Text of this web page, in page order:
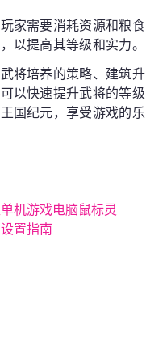
家需要消耗资源和粮食
以提高其等级和实力。
将培养的策略、建筑升
以快速提升武将的等级
国纪元，享受游戏的乐
机游戏电脑鼠标灵
置指南